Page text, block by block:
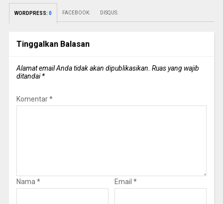
WORDPRESS: 0 FACEBOOK: DISQUS:
Tinggalkan Balasan
Alamat email Anda tidak akan dipublikasikan. Ruas yang wajib
ditandai*
Komentar*
Nama* Email *